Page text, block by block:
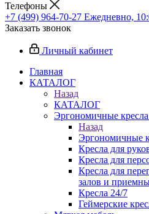
Телефоны
+7 (499) 964-70-27 Ежедневно,
Заказать звонок
Личный кабинет
Главная
КАТАЛОГ
Назад
КАТАЛОГ
Эргономичные кресла
Назад
Эргономичные
Кресла для
Кресла для
Кресла для
залов и
Кресла 24/7
Геймерские